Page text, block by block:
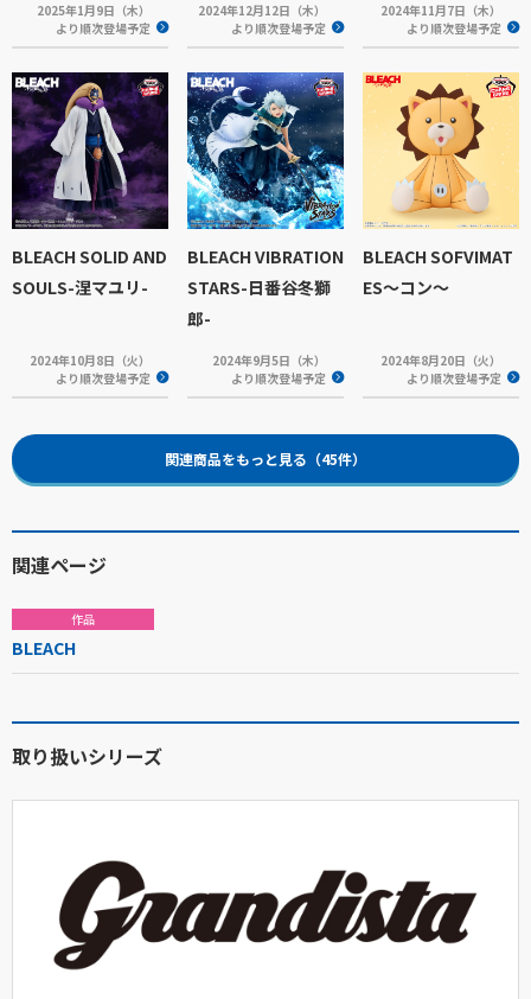
2025年1月9日（木）
より順次登場予定
2024年12月12日（木）
より順次登場予定
2024年11月7日（木）
より順次登場予定
BLEACH SOLID AND
SOULS-涅マユリ-
2024年10月8日（火）
より順次登場予定
BLEACH VIBRATION
STARS-日番谷冬獅
郎-
2024年9月5日（木）
より順次登場予定
BLEACH SOFVIMAT
ES～コン～
2024年8月20日（火）
より順次登場予定
関連商品をもっと見る（45件）
関連ページ
作品
BLEACH
取り扱いシリーズ